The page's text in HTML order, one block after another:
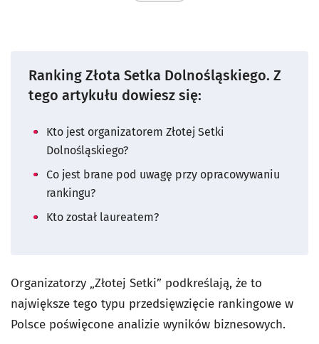
Ranking Złota Setka Dolnośląskiego. Z
tego artykułu dowiesz się:
Kto jest organizatorem Złotej Setki
Dolnośląskiego?
Co jest brane pod uwagę przy opracowywaniu
rankingu?
Kto został laureatem?
Organizatorzy „Złotej Setki” podkreślają, że to
największe tego typu przedsięwzięcie rankingowe w
Polsce poświęcone analizie wyników biznesowych.